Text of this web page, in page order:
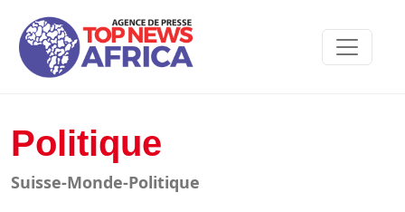
Politique
Suisse-Monde-Politique